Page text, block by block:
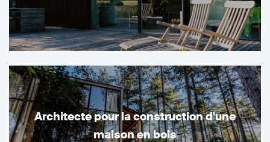
Architecte pour la construction d'une
maison en bois